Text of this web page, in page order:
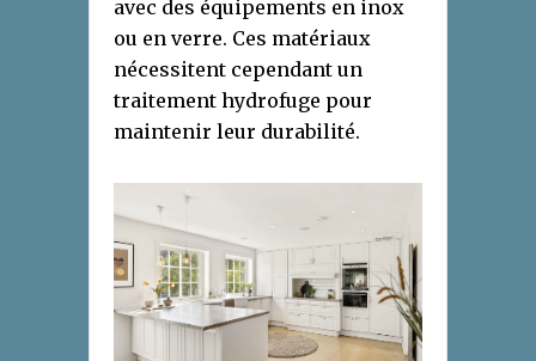
avec des équipements en inox
ou en verre. Ces matériaux
nécessitent cependant un
traitement hydrofuge pour
maintenir leur durabilité.